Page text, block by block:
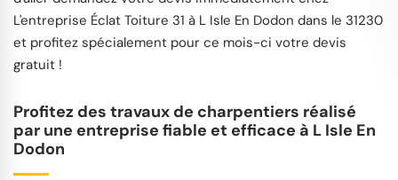
L'entreprise Éclat Toiture 31 à L Isle En Dodon dans le 31230
et profitez spécialement pour ce mois-ci votre devis
gratuit !
Profitez des travaux de charpentiers réalisé
par une entreprise fiable et efficace à L Isle En
Dodon